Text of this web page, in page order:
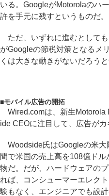
いる。GoogleがMotorolaのハ
許を手元に残すというものだ。
ただ、いずれに進むとして
がGoogleの節税対策となるメ
くは大きな動きがないだろうと
■モバイル広告の開拓
Wired.comは、新生Motorola
ide CEOに注目して、広告がカ
Woodside氏はGoogleの米大
間で米国の売上高を108億ド
物だ。だが、ハードウェアの
れば、コンシューマーエレク
験もなく、エンジニアでも設